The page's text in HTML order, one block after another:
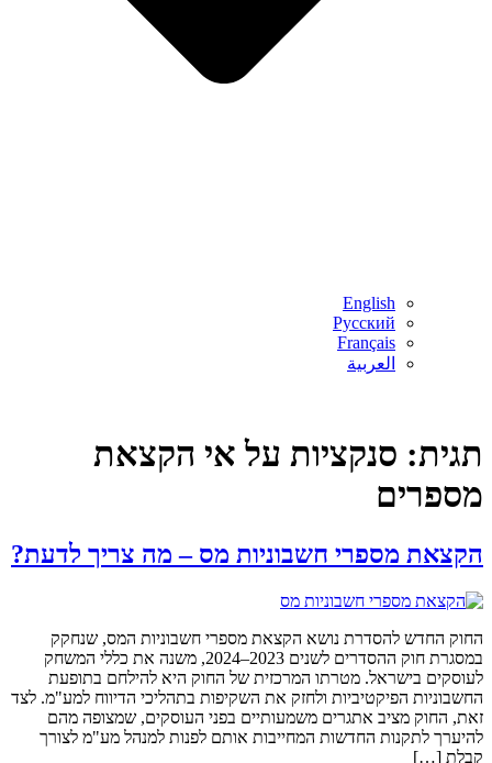
English
Русский
Français
العربية
תגית: סנקציות על אי הקצאת
מספרים
הקצאת מספרי חשבוניות מס – מה צריך לדעת?
החוק החדש להסדרת נושא הקצאת מספרי חשבוניות המס, שנחקק
במסגרת חוק ההסדרים לשנים 2023–2024, משנה את כללי המשחק
לעוסקים בישראל. מטרתו המרכזית של החוק היא להילחם בתופעת
החשבוניות הפיקטיביות ולחזק את השקיפות בתהליכי הדיווח למע"מ. לצד
זאת, החוק מציב אתגרים משמעותיים בפני העוסקים, שמצופה מהם
להיערך לתקנות החדשות המחייבות אותם לפנות למנהל מע"מ לצורך
קבלת […]